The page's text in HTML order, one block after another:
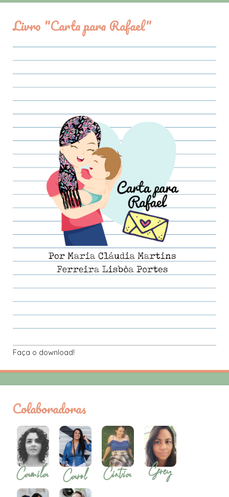
Livro "Carta para Rafael"
Faça o download!
Colaboradoras